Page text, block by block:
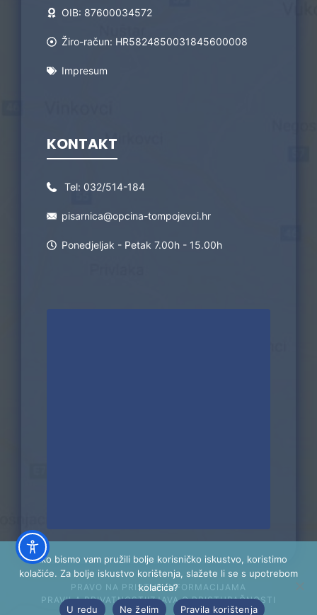
OIB: 87600034572
Žiro-račun: HR5824850031845600008
Impresum
KONTAKT
Tel: 032/514-184
pisarnica@opcina-tompojevci.hr
Ponedjeljak - Petak 7.00h - 15.00h
PRAVO NA PRISTUP INFORMACIJAMA
PRAVILA PRIVATNOSTIIZJAVA O PRISTUPAČNOSTI
Kako bismo vam pružili bolje korisničko iskustvo, koristimo
kolačiće. Za bolje iskustvo korištenja, slažete li se s upotrebom
kolačića?
U redu
Ne želim Pravila korištenja